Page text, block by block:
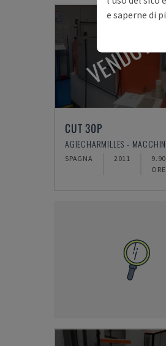
VENDUTA
CUT 30P
SPAGNA 2011
ORE
e saperne di